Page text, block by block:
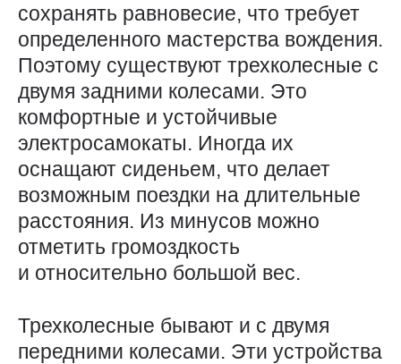
сохранять равновесие, что требует
определенного мастерства вождения.
Поэтому существуют трехколесные с
двумя задними колесами. Это
комфортные и устойчивые
электросамокаты. Иногда их
оснащают сиденьем, что делает
возможным поездки на длительные
расстояния. Из минусов можно
отметить громоздкость
и относительно большой вес.
Трехколесные бывают и с двумя
передними колесами. Эти устройства